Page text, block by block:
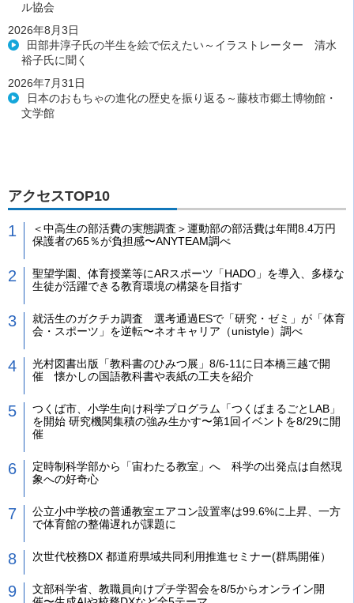
ル協会
2026年8月3日
田部井淳子氏の半生を絵で伝えたい～イラストレーター 清水
裕子氏に聞く
2026年7月31日
日本のおもちゃの進化の歴史を振り返る～藤枝市郷土博物館・
文学館
アクセスTOP10
＜中高生の部活費の実態調査＞運動部の部活費は年間8.4万円
保護者の65％が負担感〜ANYTEAM調べ
聖望学園、体育授業等にARスポーツ「HADO」を導入、多様な
生徒が活躍できる教育環境の構築を目指す
就活生のガクチカ調査 選考通過ESで「研究・ゼミ」が「体育
会・スポーツ」を逆転〜ネオキャリア（unistyle）調べ
光村図書出版「教科書のひみつ展」8/6-11に日本橋三越で開
催 懐かしの国語教科書や表紙の工夫を紹介
つくば市、小学生向け科学プログラム「つくばまるごとLAB」
を開始 研究機関集積の強み生かす〜第1回イベントを8/29に開
催
定時制科学部から「宙わたる教室」へ 科学の出発点は自然現
象への好奇心
公立小中学校の普通教室エアコン設置率は99.6%に上昇、一方
で体育館の整備遅れが課題に
次世代校務DX 都道府県域共同利用推進セミナー(群馬開催）
文部科学省、教職員向けプチ学習会を8/5からオンライン開